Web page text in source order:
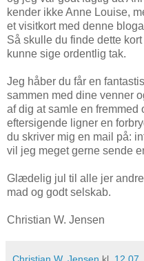
kender ikke Anne Louise,
et visitkort med denne
Så skulle du finde dette
kunne sige ordentlig tak.
Jeg håber du får en
sammen med dine venner
af dig at samle en fremmed
eftersigende ligner en
du skriver mig en mail på:
vil jeg meget gerne sende
Glædelig jul til alle jer
mad og godt selskab.
Christian W. Jensen
Christian W. Jensen kl. 12.07